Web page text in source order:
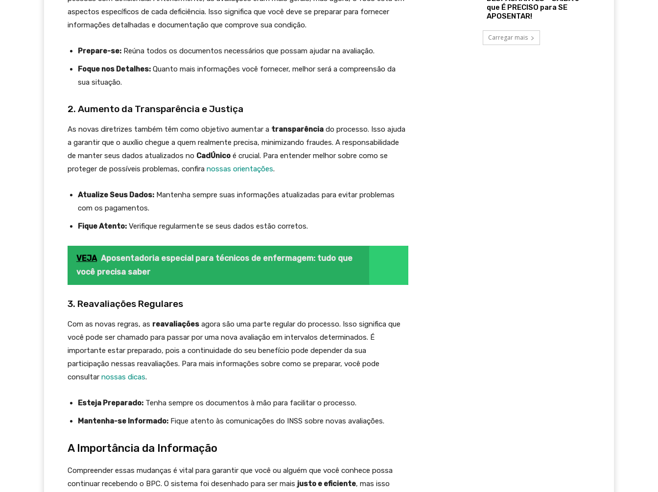
aspectos específicos de cada deficiência. Isso significa que você deve se preparar para fornecer
informações detalhadas e documentação que comprove sua condição.
Prepare-se: Reúna todos os documentos necessários que possam ajudar na avaliação.
Foque nos Detalhes: Quanto mais informações você fornecer, melhor será a compreensão da
sua situação.
2. Aumento da Transparência e Justiça
As novas diretrizes também têm como objetivo aumentar a transparência do processo. Isso ajuda
a garantir que o auxílio chegue a quem realmente precisa, minimizando fraudes. A responsabilidade
de manter seus dados atualizados no CadÚnico é crucial. Para entender melhor sobre como se
proteger de possíveis problemas, confira nossas orientações.
Atualize Seus Dados: Mantenha sempre suas informações atualizadas para evitar problemas
com os pagamentos.
Fique Atento: Verifique regularmente se seus dados estão corretos.
VEJA Aposentadoria especial para técnicos de enfermagem: tudo que
você precisa saber
3. Reavaliações Regulares
Com as novas regras, as reavaliações agora são uma parte regular do processo. Isso significa que
você pode ser chamado para passar por uma nova avaliação em intervalos determinados. É
importante estar preparado, pois a continuidade do seu benefício pode depender da sua
participação nessas reavaliações. Para mais informações sobre como se preparar, você pode
consultar nossas dicas.
Esteja Preparado: Tenha sempre os documentos à mão para facilitar o processo.
Mantenha-se Informado: Fique atento às comunicações do INSS sobre novas avaliações.
A Importância da Informação
Compreender essas mudanças é vital para garantir que você ou alguém que você conhece possa
continuar recebendo o BPC. O sistema foi desenhado para ser mais justo e eficiente, mas isso
que É PRECISO para SE
APOSENTAR!
Carregar mais